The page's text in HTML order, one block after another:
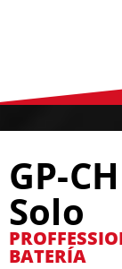
GP-
Solo
BATERÍA